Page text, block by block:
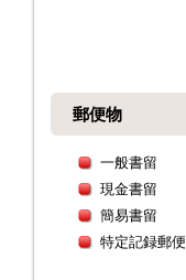
郵便物
一般書留
現金書留
簡易書留
特定記録郵便